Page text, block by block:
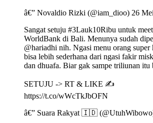
â€” Novaldio Rizki (@iam_dioo) 26
Sangat setuju #3Lauk10Ribu untuk
WorldBank di Bali. Menunya sudah
@hariadhi nih. Ngasi menu orang super
bisa lebih sederhana dari ngasi fakir
dan dhuafa. Biar gak sampe triliunan itu
SETUJU -> RT & LIKE ✍
https://t.co/wWcTkJbOFN
â€” Suara Rakyat 🇮🇩